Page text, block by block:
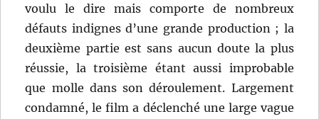
voulu le dire mais comporte de nombreux
défauts indignes d’une grande production ; la
deuxième partie est sans aucun doute la plus
réussie, la troisième étant aussi improbable
que molle dans son déroulement. Largement
condamné, le film a déclenché une large vague